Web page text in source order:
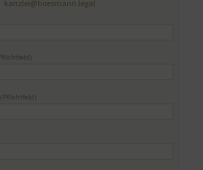
kanzlei@hoesmann.legal
(Pflichtfeld)